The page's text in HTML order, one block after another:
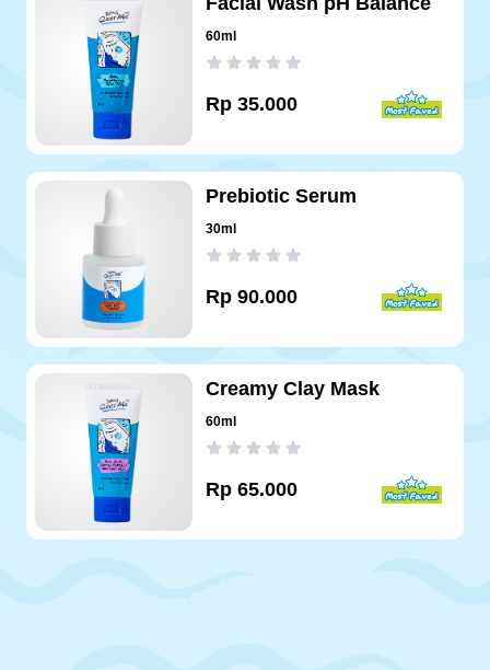
60ml
Rp 35.000
Prebiotic Serum
30ml
Rp 90.000
Creamy Clay Mask
60ml
Rp 65.000